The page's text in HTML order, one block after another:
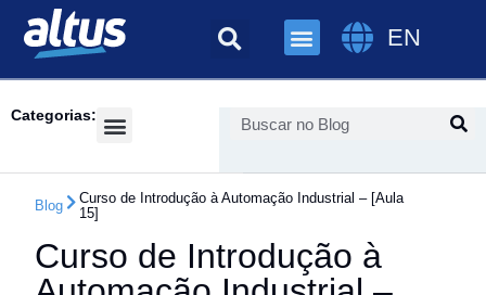
EN
Categorias:
Blog
Curso de Introdução à Automação Industrial – [Aula
15]
Curso de Introdução à